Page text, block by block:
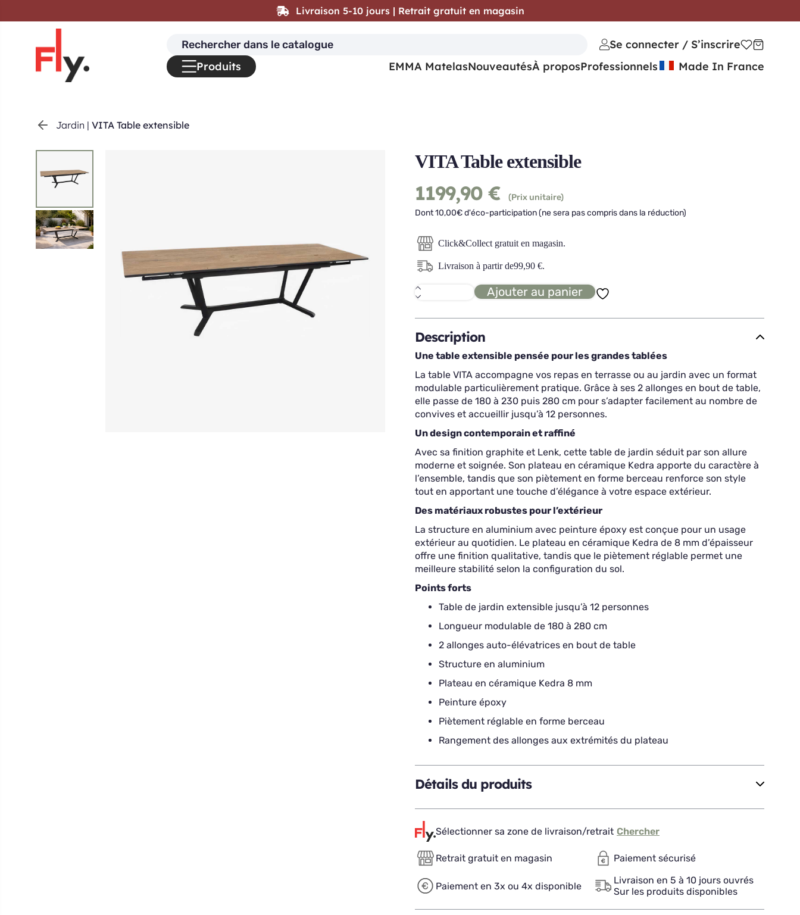
Jardin | VITA Table extensible
VITA Table extensible
1199,90 €
(Prix unitaire)
Dont 10,00€ d'éco-participation (ne sera pas compris dans la réduction)
Click&Collect gratuit en magasin.
Livraison à partir de99,90 €.
quantité
de
Table
extensible
Ajouter au panier
Description
Une table extensible pensée pour les grandes tablées
La table VITA accompagne vos repas en terrasse ou au jardin avec un format
modulable particulièrement pratique. Grâce à ses 2 allonges en bout de table,
elle passe de 180 à 230 puis 280 cm pour s’adapter facilement au nombre de
convives et accueillir jusqu’à 12 personnes.
Un design contemporain et raffiné
Avec sa finition graphite et Lenk, cette table de jardin séduit par son allure
moderne et soignée. Son plateau en céramique Kedra apporte du caractère à
l’ensemble, tandis que son piètement en forme berceau renforce son style
tout en apportant une touche d’élégance à votre espace extérieur.
Des matériaux robustes pour l’extérieur
La structure en aluminium avec peinture époxy est conçue pour un usage
extérieur au quotidien. Le plateau en céramique Kedra de 8 mm d’épaisseur
offre une finition qualitative, tandis que le piètement réglable permet une
meilleure stabilité selon la configuration du sol.
Points forts
Table de jardin extensible jusqu’à 12 personnes
Longueur modulable de 180 à 280 cm
2 allonges auto-élévatrices en bout de table
Structure en aluminium
Plateau en céramique Kedra 8 mm
Peinture époxy
Piètement réglable en forme berceau
Rangement des allonges aux extrémités du plateau
Détails du produits
Sélectionner sa zone de livraison/retrait Chercher
Retrait gratuit en magasin Paiement sécurisé
Paiement en 3x ou 4x disponible
Livraison en 5 à 10 jours ouvrés
Sur les produits disponibles
Livraison 5-10 jours | Retrait gratuit en magasin
Search
for:
Se connecter / S’inscrire
Produits
EMMA MatelasNouveautésÀ proposProfessionnels Made In France